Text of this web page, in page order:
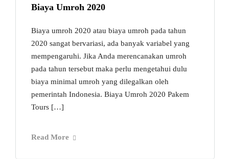
Biaya Umroh 2020
Biaya umroh 2020 atau biaya umroh pada tahun
2020 sangat bervariasi, ada banyak variabel yang
mempengaruhi. Jika Anda merencanakan umroh
pada tahun tersebut maka perlu mengetahui dulu
biaya minimal umroh yang dilegalkan oleh
pemerintah Indonesia. Biaya Umroh 2020 Pakem
Tours […]
Read More